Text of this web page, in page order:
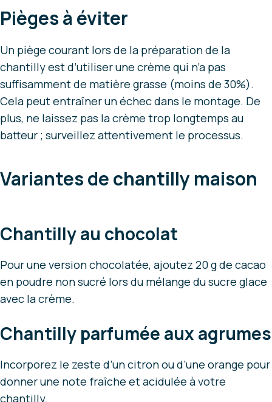
Pièges à éviter
Un piège courant lors de la préparation de la
chantilly est d’utiliser une crème qui n’a pas
suffisamment de matière grasse (moins de 30%).
Cela peut entraîner un échec dans le montage. De
plus, ne laissez pas la crème trop longtemps au
batteur ; surveillez attentivement le processus.
Variantes de chantilly maison
Chantilly au chocolat
Pour une version chocolatée, ajoutez 20 g de cacao
en poudre non sucré lors du mélange du sucre glace
avec la crème.
Chantilly parfumée aux agrumes
Incorporez le zeste d’un citron ou d’une orange pour
donner une note fraîche et acidulée à votre
chantilly.